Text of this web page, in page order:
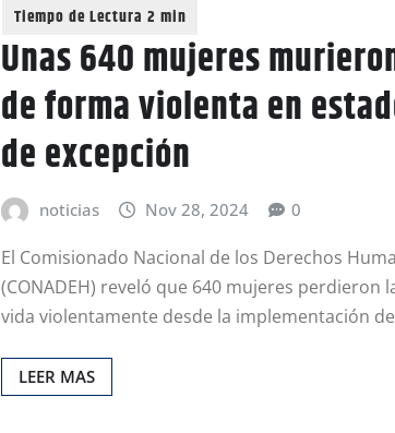
Unas 640 mujeres
de forma violenta en
de excepción
noticias Nov 28, 2024 0
El Comisionado Nacional de los Derechos
(CONADEH) reveló que 640 mujeres perdieron
vida violentamente desde la implementación
LEER MAS